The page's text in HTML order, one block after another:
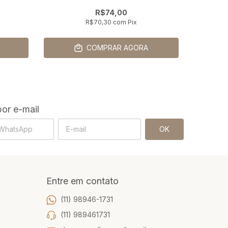
R$74,00
R$70,30 com Pix
COMPRAR AGORA
e-mail
Entre em contato
(11) 98946-1731
(11) 989461731